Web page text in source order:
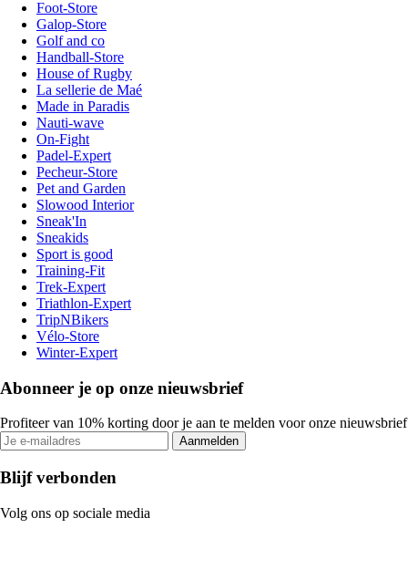
Foot-Store
Galop-Store
Golf and co
Handball-Store
House of Rugby
La sellerie de Maé
Made in Paradis
Nauti-wave
On-Fight
Padel-Expert
Pecheur-Store
Pet and Garden
Slowood Interior
Sneak'In
Sneakids
Sport is good
Training-Fit
Trek-Expert
Triathlon-Expert
TripNBikers
Vélo-Store
Winter-Expert
Abonneer je op onze nieuwsbrief
Profiteer van 10% korting door je aan te melden voor onze nieuwsbrief
Aanmelden
Blijf verbonden
Volg ons op sociale media